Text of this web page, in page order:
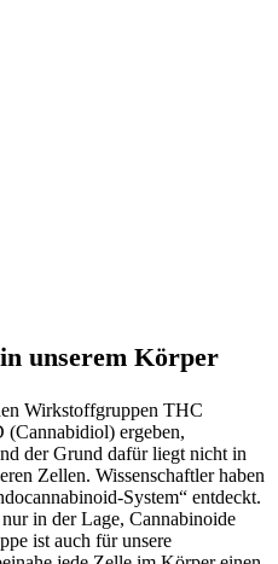
unserem Körper
Wirkstoffgruppen THC
ergeben,
der Grund dafür liegt nicht in
Zellen. Wissenschaftler haben
System“ entdeckt.
in der Lage, Cannabinoide
ist auch für unsere